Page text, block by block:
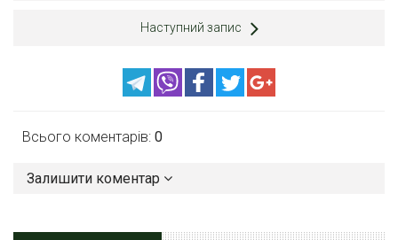
Наступний запис
Всього коментарів: 0
Залишити коментар